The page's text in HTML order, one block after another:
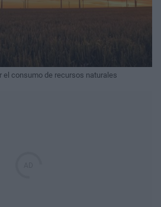
el consumo de recursos naturales